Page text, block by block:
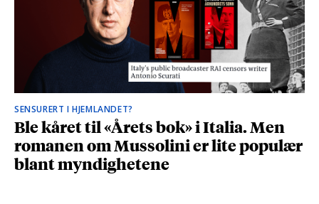
SENSURERT I HJEMLANDET?
Ble kåret til «Årets bok» i Italia. Men
romanen om Mussolini er lite populær
blant myndighetene